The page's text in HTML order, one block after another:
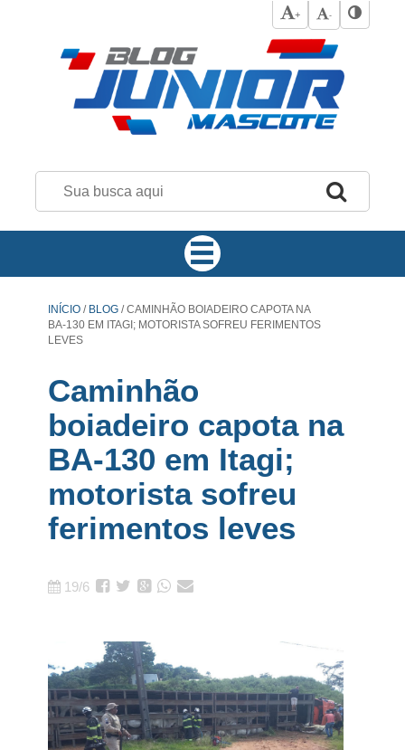
+ -
INÍCIO / BLOG /CAMINHÃO BOIADEIRO CAPOTA NA
BA-130 EM ITAGI; MOTORISTA SOFREU FERIMENTOS
LEVES
Caminhão
boiadeiro capota na
BA-130 em Itagi;
motorista sofreu
ferimentos leves
19/6